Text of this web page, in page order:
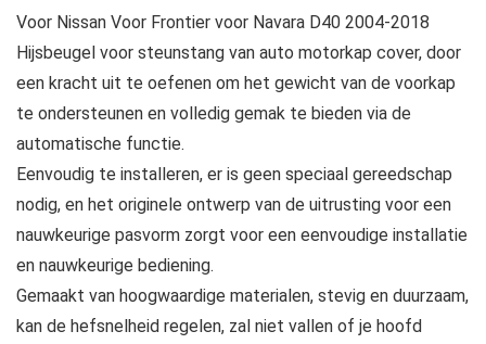
Voor Nissan Voor Frontier voor Navara D40 2004-2018
Hijsbeugel voor steunstang van auto motorkap cover, door
een kracht uit te oefenen om het gewicht van de voorkap
te ondersteunen en volledig gemak te bieden via de
automatische functie.
Eenvoudig te installeren, er is geen speciaal gereedschap
nodig, en het originele ontwerp van de uitrusting voor een
nauwkeurige pasvorm zorgt voor een eenvoudige installatie
en nauwkeurige bediening.
Gemaakt van hoogwaardige materialen, stevig en duurzaam,
kan de hefsnelheid regelen, zal niet vallen of je hoofd